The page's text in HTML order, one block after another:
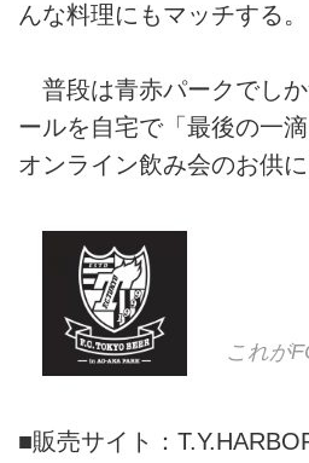
んな料理にもマッチする。
普段は青赤パークでし
ールを自宅で「最後の一
オンライン飲み会のお供に
これが
■販売サイト：